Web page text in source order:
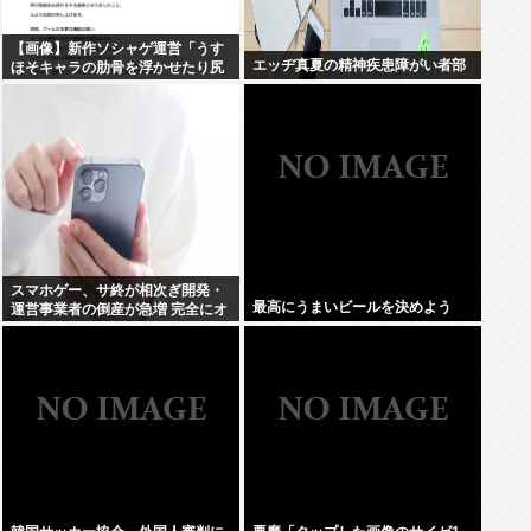
【画像】新作ソシャゲ運営「うす
ほそキャラの肋骨を浮かせたり尻
をデカ尻にしたりして遊んでたら
エッヂ真夏の精神疾患障がい者部
スマホゲー、サ終が相次ぎ開発・
運営事業者の倒産が急増 完全にオ
ワコンか
最高にうまいビールを決めよう